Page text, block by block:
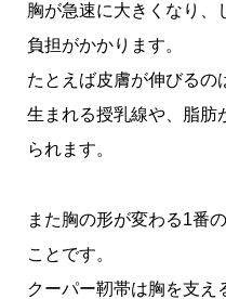
胸が急速に大きくなり、
負担がかかります。
たとえば皮膚が伸びるの
生まれる授乳線や、脂肪
られます。
また胸の形が変わる1番
ことです。
クーパー靭帯は胸を支え